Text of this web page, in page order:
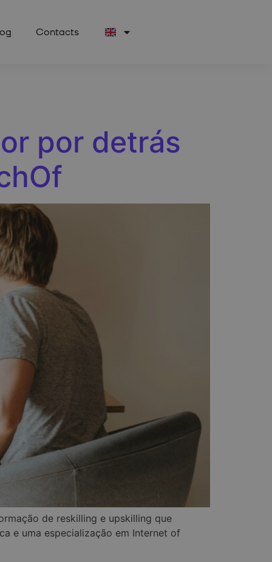
Contacts
por detrás
de reskilling e upskilling que
e uma especialização em Internet of